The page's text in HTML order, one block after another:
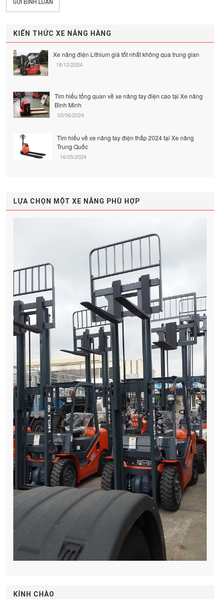
GỬI BÌNH LUẬN
KIẾN THỨC XE NÂNG HÀNG
Xe nâng điện Lithium giá tốt nhất không qua trung gian
18/12/2024
Tìm hiểu tổng quan về xe nâng tay điện cao tại Xe nâng
Bình Minh
03/06/2024
Tìm hiểu về xe nâng tay điện thấp 2024 tại Xe nâng
Trung Quốc
16/05/2024
LỰA CHỌN MỘT XE NÂNG PHÙ HỢP
KÍNH CHÀO